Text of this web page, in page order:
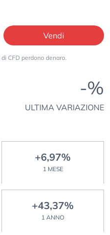
Vendi
CFD perdono denaro.
-%
ULTIMA VARIAZIONE
+6,97%
1 MESE
+43,37%
1 ANNO